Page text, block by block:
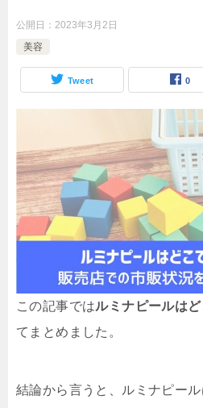
公開日： 2023年3月2日
美容
Tweet 0
この記事ではルミナピールは
てまとめました。
結論から言うと、ルミナピー